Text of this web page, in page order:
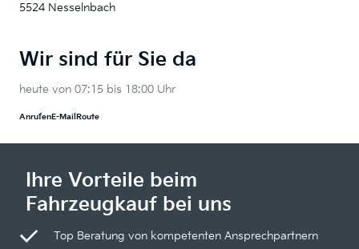
5524 Nesselnbach
Wir sind für Sie da
heute von 07:15 bis 18:00 Uhr
AnrufenE-Mail Route
Ihre Vorteile beim
Fahrzeugkauf bei uns
Top Beratung von kompetenten Ansprechpartnern